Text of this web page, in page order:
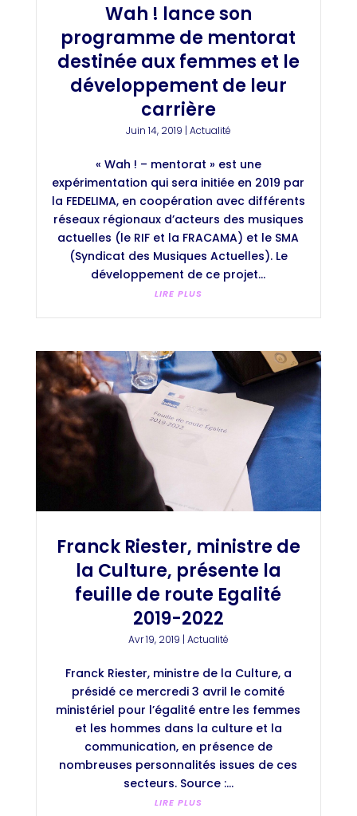
Wah ! lance son
programme de mentorat
destinée aux femmes et le
développement de leur
carrière
Juin 14, 2019 | Actualité
« Wah ! – mentorat » est une
expérimentation qui sera initiée en 2019 par
la FEDELIMA, en coopération avec différents
réseaux régionaux d’acteurs des musiques
actuelles (le RIF et la FRACAMA) et le SMA
(Syndicat des Musiques Actuelles). Le
développement de ce projet...
LIRE PLUS
Franck Riester, ministre de
la Culture, présente la
feuille de route Egalité
2019-2022
Avr 19, 2019 | Actualité
Franck Riester, ministre de la Culture, a
présidé ce mercredi 3 avril le comité
ministériel pour l’égalité entre les femmes
et les hommes dans la culture et la
communication, en présence de
nombreuses personnalités issues de ces
secteurs. Source :...
LIRE PLUS